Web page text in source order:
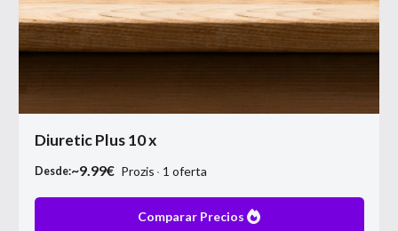
Diuretic Plus 10 x
Desde:~9.99€ Prozis 1 oferta
Comparar Precios